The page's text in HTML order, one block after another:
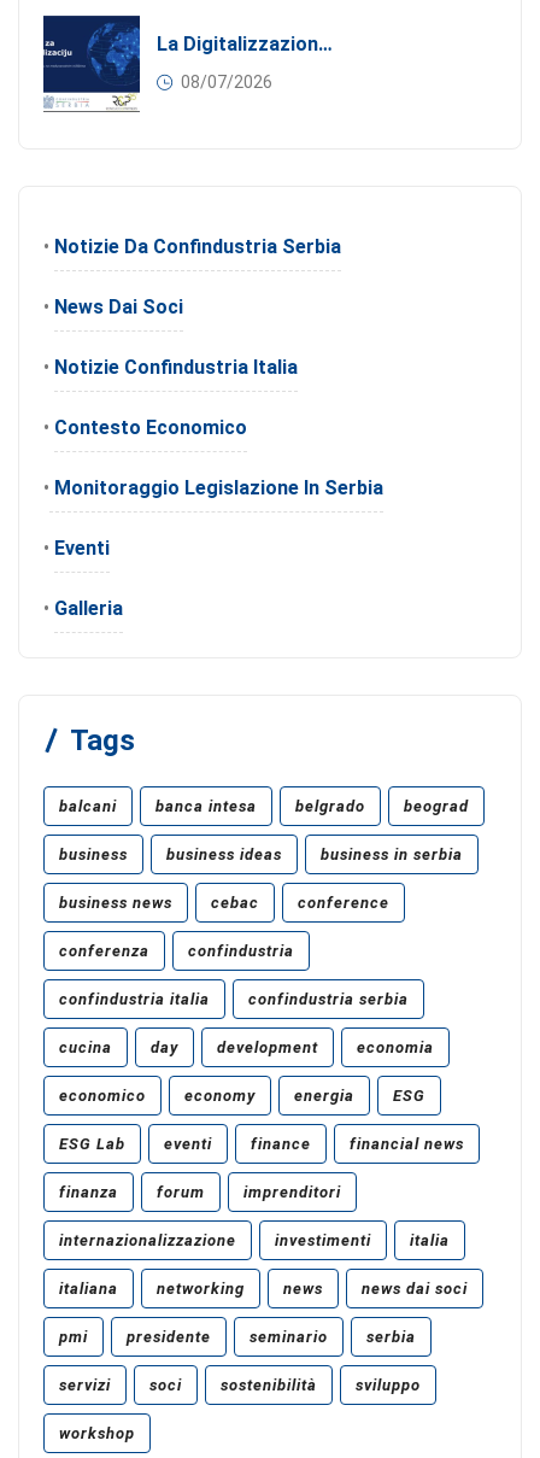
La Digitalizzazione Come Motore Dell’internazionalizzazione
08/07/2026
• Notizie Da Confindustria Serbia
• News Dai Soci
• Notizie Confindustria Italia
• Contesto Economico
• Monitoraggio Legislazione In Serbia
• Eventi
• Galleria
Tags
balcani banca intesa belgrado beograd
business business ideas business in serbia
business news cebac conference
conferenza confindustria
confindustria italia confindustria serbia
cucina day development economia
economico economy energia ESG
ESG Lab eventi finance financial news
finanza forum imprenditori
internazionalizzazione investimenti italia
italiana networking news news dai soci
pmi presidente seminario serbia
servizi soci sostenibilità sviluppo
workshop